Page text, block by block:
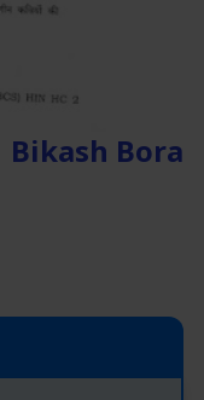
Bikash Bora